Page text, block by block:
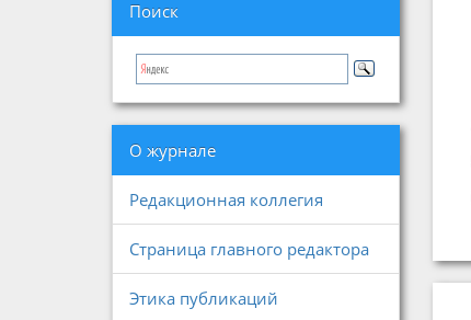
Поиск
О журнале
Редакционная коллегия
Страница главного редактора
Этика публикаций